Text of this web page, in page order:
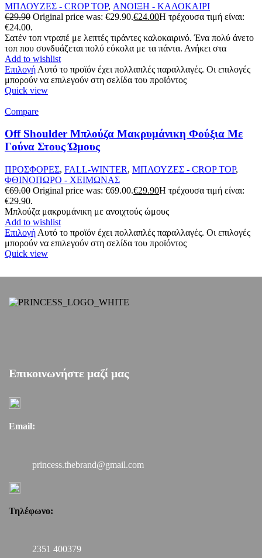
ΜΠΛΟΥΖΕΣ - CROP TOP, ΑΝΟΙΞΗ - ΚΑΛΟΚΑΙΡΙ
€29.90 Original price was: €29.90.€24.00Η τρέχουσα τιμή είναι:
€24.00.
Σατέν τοπ ντραπέ με λεπτές τιράντες καλοκαιρινό. Ένα πολύ άνετο
τοπ που συνδυάζεται πολύ εύκολα με τα πάντα. Ανήκει στα
Add to wishlist
Επιλογή Αυτό το προϊόν έχει πολλαπλές παραλλαγές. Οι επιλογές
μπορούν να επιλεγούν στη σελίδα του προϊόντος
Quick view
Compare
Off Shoulder Μπλούζα Μακρυμάνικη Φούξια Με
Γούνα Στους Ώμους
ΠΡΟΣΦΟΡΕΣ, FALL-WINTER, ΜΠΛΟΥΖΕΣ - CROP TOP,
ΦΘΙΝΟΠΩΡΟ - ΧΕΙΜΩΝΑΣ
€69.00 Original price was: €69.00.€29.90Η τρέχουσα τιμή είναι:
€29.90.
Μπλούζα μακρυμάνικη με ανοιχτούς ώμους
Add to wishlist
Επιλογή Αυτό το προϊόν έχει πολλαπλές παραλλαγές. Οι επιλογές
μπορούν να επιλεγούν στη σελίδα του προϊόντος
Quick view
Επικοινωνήστε μαζί μας
Email:
princess.thebrand@gmail.com
Τηλέφωνο:
2351 400379